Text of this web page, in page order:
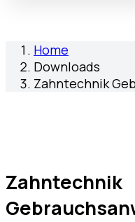
Home
Downloads
Zahntechnik
Zahntechnik